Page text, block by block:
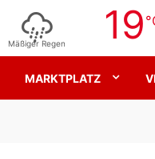
Mäßiger Regen 19
MARKTPLATZ